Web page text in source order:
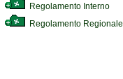
Regolamento Interno
Regolamento Regionale